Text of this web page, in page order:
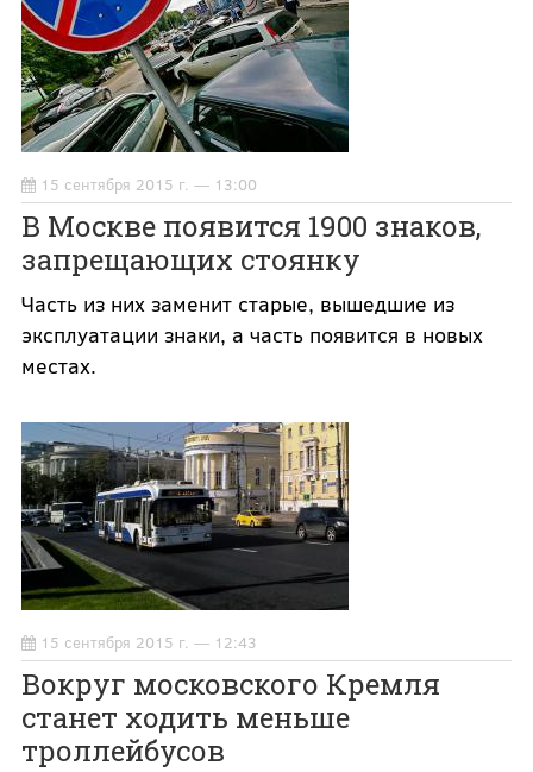
15 сентября 2015 г. — 13:00
В Москве появится 1900 знаков,
запрещающих стоянку
Часть из них заменит старые, вышедшие из
эксплуатации знаки, а часть появится в новых
местах.
15 сентября 2015 г. — 12:43
Вокруг московского Кремля
станет ходить меньше
троллейбусов